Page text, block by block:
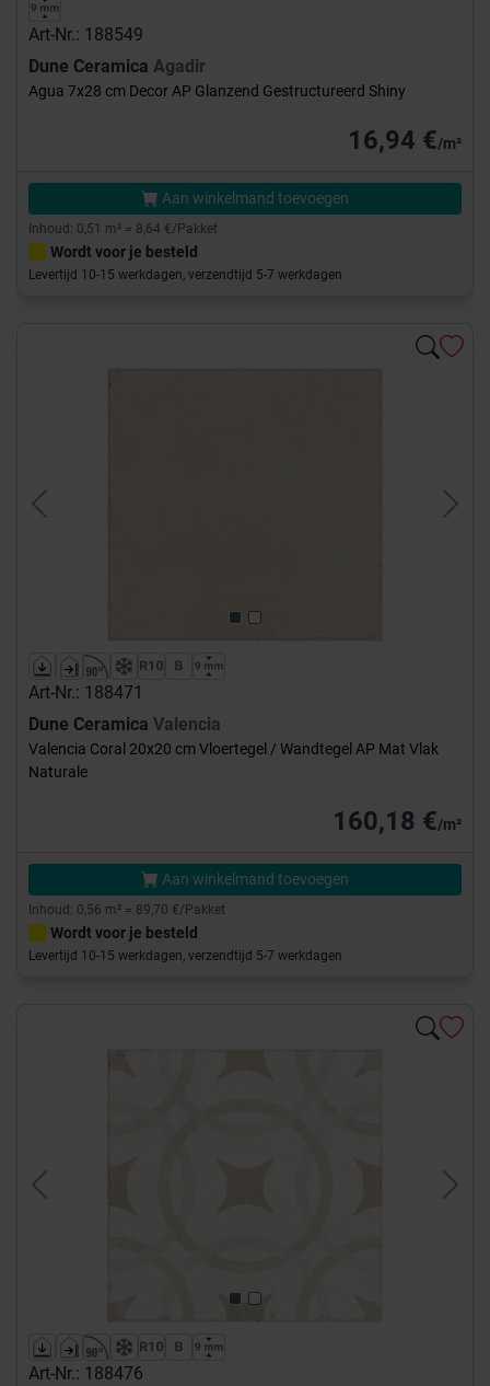
Art-Nr.: 188549
Dune Ceramica Agadir
Agua 7x28 cm Decor AP Glanzend Gestructureerd Shiny
16,94 €/m²
Aan winkelmand toevoegen
Inhoud: 0,51 m² = 8,64 €/Pakket
Wordt voor je besteld
Levertijd 10-15 werkdagen, verzendtijd 5-7 werkdagen
Previous Next
Art-Nr.: 188471
Dune Ceramica Valencia
Valencia Coral 20x20 cm Vloertegel / Wandtegel AP Mat Vlak
Naturale
160,18 €/m²
Aan winkelmand toevoegen
Inhoud: 0,56 m² = 89,70 €/Pakket
Wordt voor je besteld
Levertijd 10-15 werkdagen, verzendtijd 5-7 werkdagen
Previous Next
Art-Nr.: 188476